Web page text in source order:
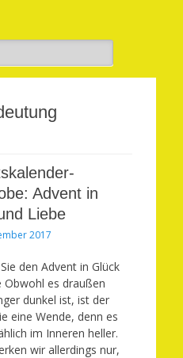
Advent in
Liebe
2017
den Advent in Glück
Obwohl es draußen
dunkel ist, ist der
eine Wende, denn es
im Inneren heller.
wir allerdings nur,